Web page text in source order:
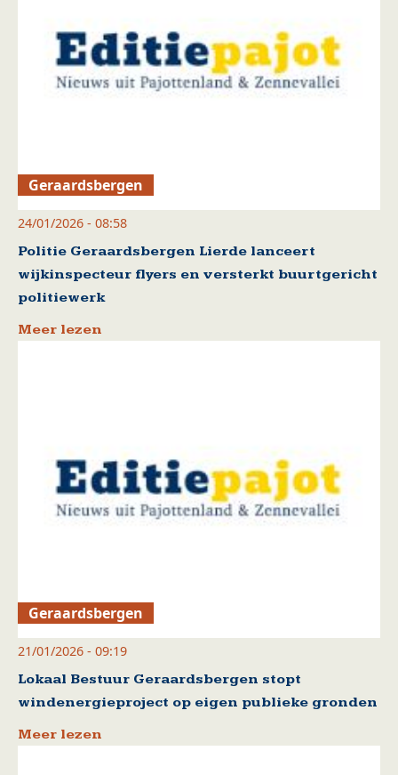
Geraardsbergen
24/01/2026 - 08:58
Politie Geraardsbergen Lierde lanceert
wijkinspecteur flyers en versterkt buurtgericht
politiewerk
Meer lezen
Geraardsbergen
21/01/2026 - 09:19
Lokaal Bestuur Geraardsbergen stopt
windenergieproject op eigen publieke gronden
Meer lezen